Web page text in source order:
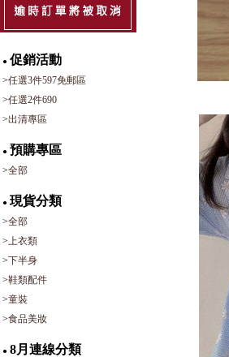
● 促銷活動
>任選3件597免郵區
>任選2件690
>出清專區
● 預購專區
>全部
● 現貨分類
>全部
>上衣類
>下半身
>鞋類配件
>童裝
>食品美妝
● 8月連線分類